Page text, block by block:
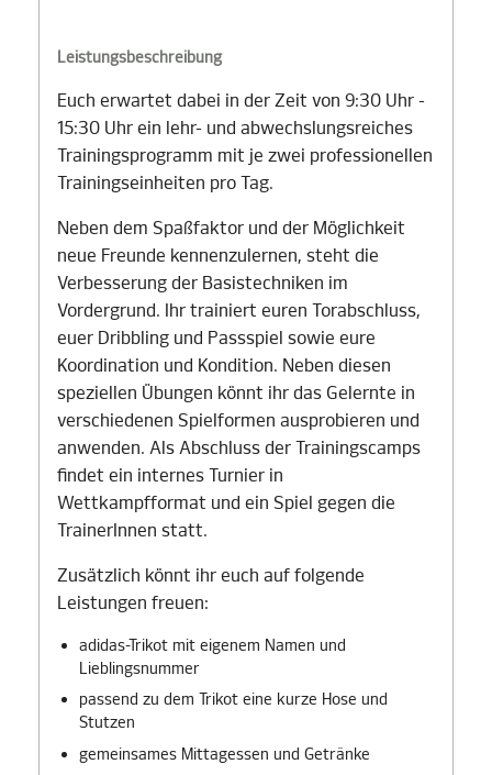
Leistungsbeschreibung
Euch erwartet dabei in der Zeit von 9:30 Uhr -
15:30 Uhr ein lehr- und abwechslungsreiches
Trainingsprogramm mit je zwei professionellen
Trainingseinheiten pro Tag.
Neben dem Spaßfaktor und der Möglichkeit
neue Freunde kennenzulernen, steht die
Verbesserung der Basistechniken im
Vordergrund. Ihr trainiert euren Torabschluss,
euer Dribbling und Passspiel sowie eure
Koordination und Kondition. Neben diesen
speziellen Übungen könnt ihr das Gelernte in
verschiedenen Spielformen ausprobieren und
anwenden. Als Abschluss der Trainingscamps
findet ein internes Turnier in
Wettkampfformat und ein Spiel gegen die
TrainerInnen statt.
Zusätzlich könnt ihr euch auf folgende
Leistungen freuen:
adidas-Trikot mit eigenem Namen und
Lieblingsnummer
passend zu dem Trikot eine kurze Hose und
Stutzen
gemeinsames Mittagessen und Getränke